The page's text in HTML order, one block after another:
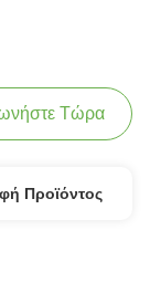
Τώρα
Προϊόντος